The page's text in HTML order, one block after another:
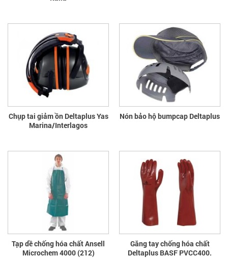
Chụp tai giảm ồn Deltaplus Yas
Marina/Interlagos
Nón bảo hộ bumpcap Deltaplus
Tạp dề chống hóa chất Ansell
Microchem 4000 (212)
Găng tay chống hóa chất
Deltaplus BASF PVCC400.